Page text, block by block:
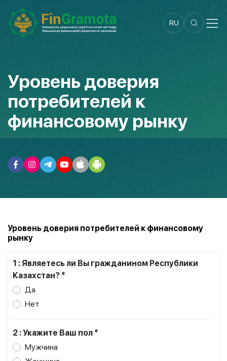
RU
Уровень доверия
потребителей к
финансовому рынку
Уровень доверия потребителей к финансовому
рынку
1 : Являетесь ли Вы гражданином Республики
Казахстан? *
Да
Нет
2 : Укажите Ваш пол *
Мужчина